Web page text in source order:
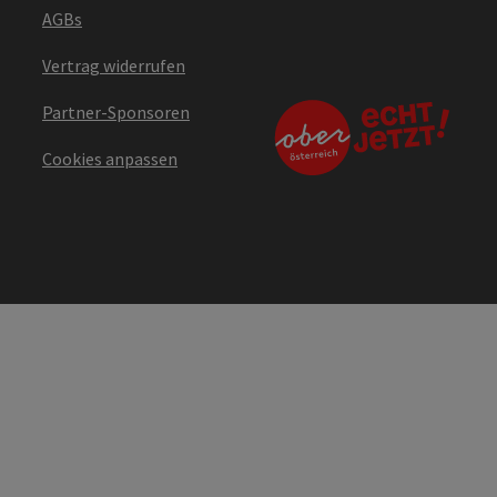
AGBs
Vertrag widerrufen
Partner-Sponsoren
Cookies anpassen